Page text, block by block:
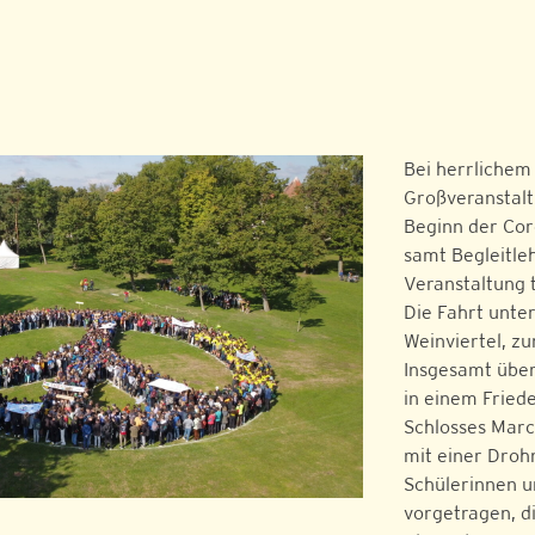
Bei
Beginn der
samt
Veranstaltung
Die Fahrt
Weinviertel,
Insgesamt
in einem
Schlosses
mit einer
Schülerinnen
vorgetragen,